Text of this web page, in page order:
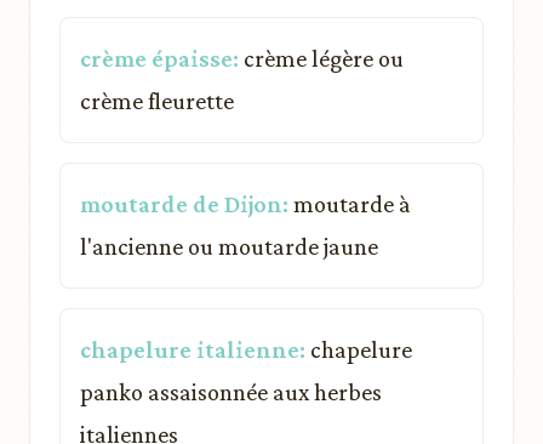
crème épaisse: crème légère ou
crème fleurette
moutarde de Dijon: moutarde à
l'ancienne ou moutarde jaune
chapelure italienne: chapelure
panko assaisonnée aux herbes
italiennes